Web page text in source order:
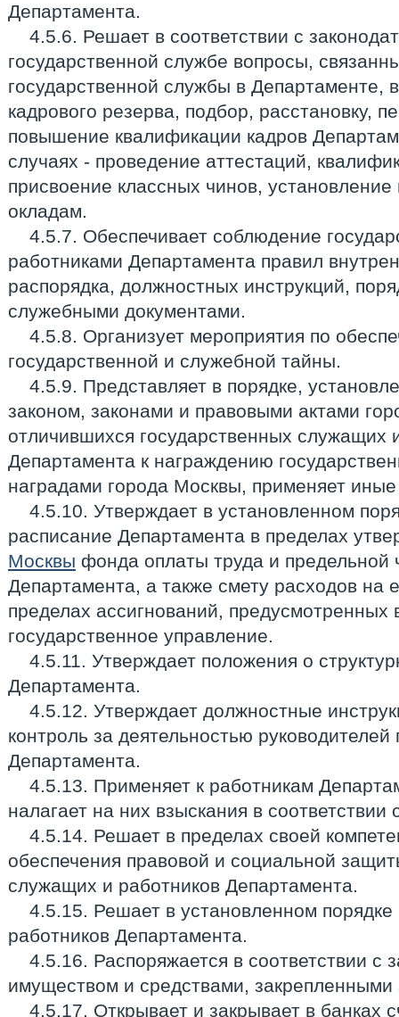
Департамента.
4.5.6. Решает в соответствии с
государственной службе вопросы,
государственной службы в Департаменте,
кадрового резерва, подбор, расстановку,
повышение квалификации кадров
случаях - проведение аттестаций,
присвоение классных чинов,
окладам.
4.5.7. Обеспечивает соблюдение
работниками Департамента правил
распорядка, должностных инструкций,
служебными документами.
4.5.8. Организует мероприятия по
государственной и служебной тайны.
4.5.9. Представляет в порядке,
законом, законами и правовыми актами
отличившихся государственных служащих
Департамента к награждению
наградами города Москвы, применяет
4.5.10. Утверждает в установленном
расписание Департамента в пределах
Москвы фонда оплаты труда и предельной
Департамента, а также смету расходов на
пределах ассигнований, предусмотренных
государственное управление.
4.5.11. Утверждает положения о
Департамента.
4.5.12. Утверждает должностные
контроль за деятельностью
Департамента.
4.5.13. Применяет к работникам
налагает на них взыскания в соответствии
4.5.14. Решает в пределах своей
обеспечения правовой и социальной
служащих и работников Департамента.
4.5.15. Решает в установленном
работников Департамента.
4.5.16. Распоряжается в соответствии с
имуществом и средствами,
4.5.17. Открывает и закрывает в банках